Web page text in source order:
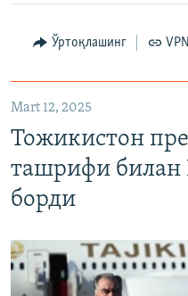
Ўртоқлашинг
Mart 12, 2025
Тожикистон
ташрифи билан
борди